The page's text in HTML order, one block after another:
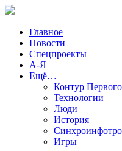
Главное
Новости
Спецпроекты
А-Я
Ещё…
Контур Первого
Технологии
Люди
История
Игры